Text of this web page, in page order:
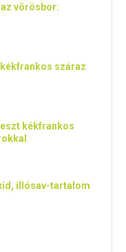
vörösbor:
száraz
kékfrankos
illósav-tartalom